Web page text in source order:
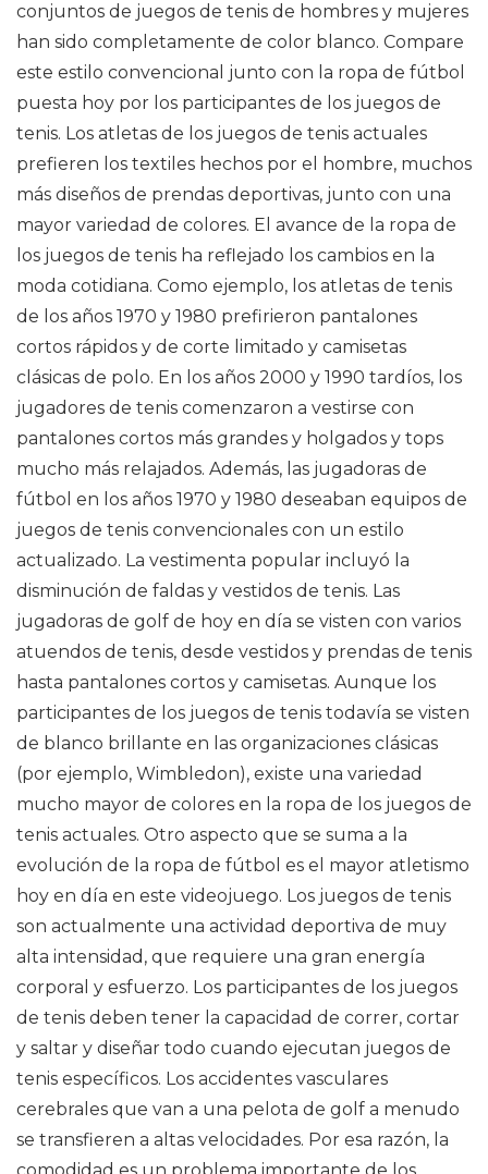
conjuntos de juegos de tenis de hombres y mujeres
han sido completamente de color blanco. Compare
este estilo convencional junto con la ropa de fútbol
puesta hoy por los participantes de los juegos de
tenis. Los atletas de los juegos de tenis actuales
prefieren los textiles hechos por el hombre, muchos
más diseños de prendas deportivas, junto con una
mayor variedad de colores. El avance de la ropa de
los juegos de tenis ha reflejado los cambios en la
moda cotidiana. Como ejemplo, los atletas de tenis
de los años 1970 y 1980 prefirieron pantalones
cortos rápidos y de corte limitado y camisetas
clásicas de polo. En los años 2000 y 1990 tardíos, los
jugadores de tenis comenzaron a vestirse con
pantalones cortos más grandes y holgados y tops
mucho más relajados. Además, las jugadoras de
fútbol en los años 1970 y 1980 deseaban equipos de
juegos de tenis convencionales con un estilo
actualizado. La vestimenta popular incluyó la
disminución de faldas y vestidos de tenis. Las
jugadoras de golf de hoy en día se visten con varios
atuendos de tenis, desde vestidos y prendas de tenis
hasta pantalones cortos y camisetas. Aunque los
participantes de los juegos de tenis todavía se visten
de blanco brillante en las organizaciones clásicas
(por ejemplo, Wimbledon), existe una variedad
mucho mayor de colores en la ropa de los juegos de
tenis actuales. Otro aspecto que se suma a la
evolución de la ropa de fútbol es el mayor atletismo
hoy en día en este videojuego. Los juegos de tenis
son actualmente una actividad deportiva de muy
alta intensidad, que requiere una gran energía
corporal y esfuerzo. Los participantes de los juegos
de tenis deben tener la capacidad de correr, cortar
y saltar y diseñar todo cuando ejecutan juegos de
tenis específicos. Los accidentes vasculares
cerebrales que van a una pelota de golf a menudo
se transfieren a altas velocidades. Por esa razón, la